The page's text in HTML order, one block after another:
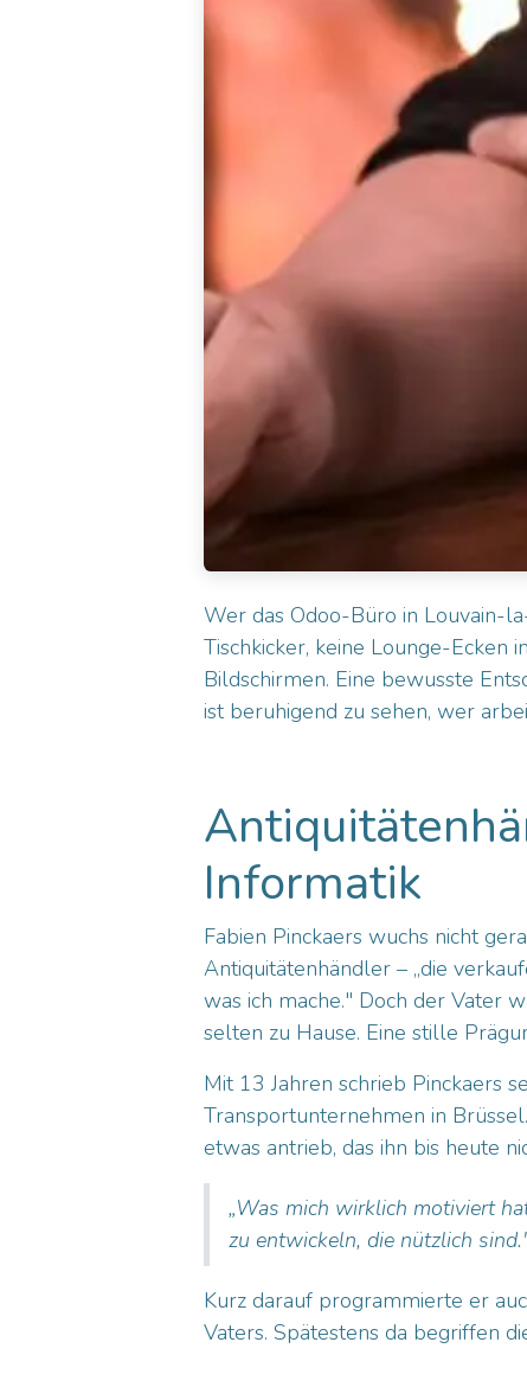
Wer das Odoo-Büro in Louvain-
Tischkicker, keine Lounge-Ecken
Bildschirmen. Eine bewusste
ist beruhigend zu sehen, wer
Informatik
Fabien Pinckaers wuchs nicht
Antiquitätenhändler – „die
was ich mache." Doch der Vater
selten zu Hause. Eine stille
Mit 13 Jahren schrieb Pinckaers
Transportunternehmen in
etwas antrieb, das ihn bis heute
„Was mich wirklich motiviert
zu entwickeln, die nützlich
Kurz darauf programmierte er
Vaters. Spätestens da begriffen